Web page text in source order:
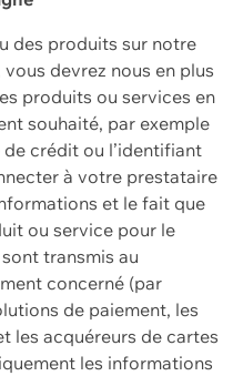
des produits sur notre
devrez nous en plus
produits ou services en
souhaité, par exemple
crédit ou l’identifiant
à votre prestataire
et le fait que
ou service pour le
transmis au
concerné (par
de paiement, les
les acquéreurs de cartes
les informations